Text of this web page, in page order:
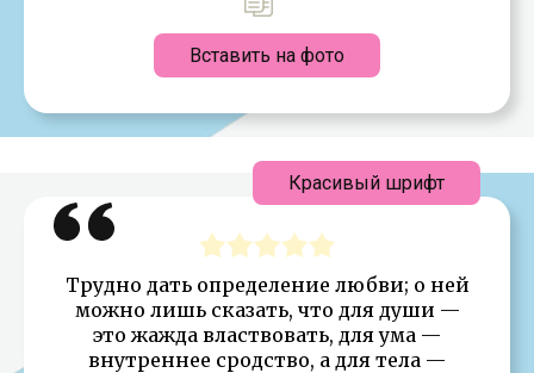
Вставить на фото
Трудно дать определение любви; о ней
можно лишь сказать, что для души —
это жажда властвовать, для ума —
внутреннее сродство, а для тела —
Красивый шрифт